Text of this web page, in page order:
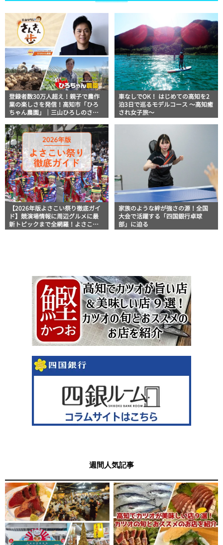
登録者数30万人超え！親子で農作
業の楽しさを発信！高知市「ひろ
ちゃん農園」｜三山ひろしのさん
車なしでOK！ はじめての高知を2
泊3日で巡るモデルコース 〜高知癒
され女子旅〜
【2026年版よさこい祭り徹底ガイ
ド】競演場情報に周辺グルメに最
新トピックまで全網羅！よさこい
家族のような絆が強さの源！全国
大会で活躍する「四国銀行卓球
部」に迫る
週間人気記事